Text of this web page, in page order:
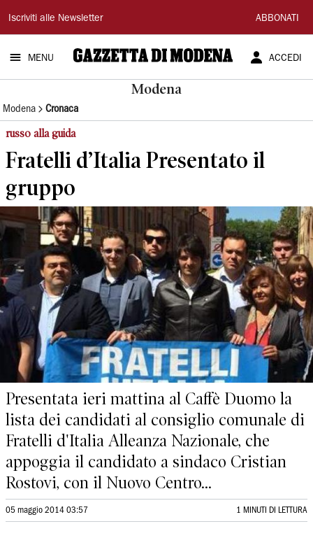
Gazzetta
di
Modena
Iscriviti alle Newsletter ABBONATI
MENU ACCEDI
Modena
Modena Cronaca
russo alla guida
Fratelli d’Italia Presentato il
gruppo
Presentata ieri mattina al Caffè Duomo la
lista dei candidati al consiglio comunale di
Fratelli d'Italia Alleanza Nazionale, che
appoggia il candidato a sindaco Cristian
Rostovi, con il Nuovo Centro...
05 maggio 2014 03:57 1 MINUTI DI LETTURA